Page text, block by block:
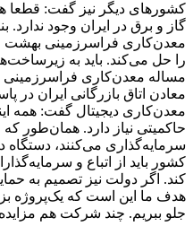
کشورهای دیگر نیز گفت: قطعا
گاز و برق در ایران وجود ندارد.
معدن‌‌‌کاری فراسرزمینی
را حل می‌کند. باید به
مساله معدن‌‌‌کاری
معادن اتاق بازرگانی ایران در
معدن‌‌‌کاری دیجیتال گفت: همه
حاکمیتی نیاز دارد. همان‌طور
سرمایه‌گذاری می‌کنند، دستگاه
کشور باید از اتباع و
کند. اگر دولت نیز تصمیم به
هدف ما این است که یک‌پروژه
جلو ببریم. چند شرکت هم